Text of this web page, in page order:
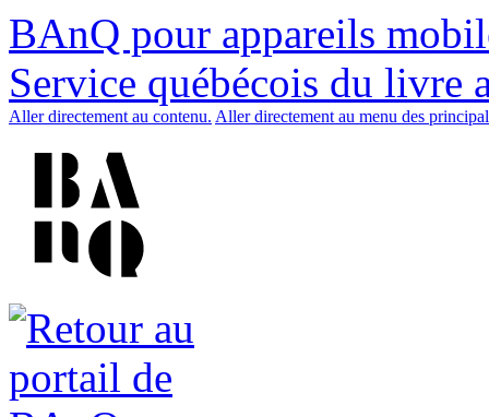
BAnQ pour appareils
Service québécois du livre
Aller directement au contenu. Aller directement au menu des